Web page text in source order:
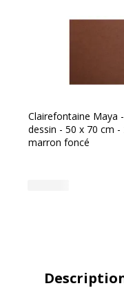
Clairefontaine Maya
dessin - 50 x 70 cm -
marron foncé